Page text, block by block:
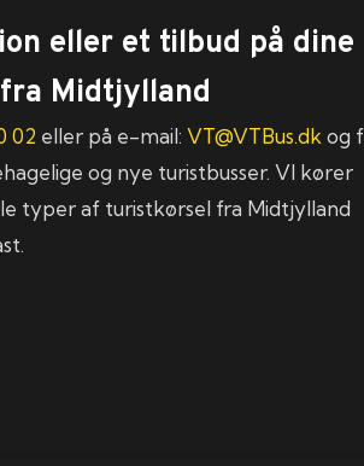
eller et tilbud på dine
Midtjylland
02 eller på e-mail:VT@VTBus.dk og
og nye turistbusser. VI kører
typer af turistkørsel fra Midtjylland